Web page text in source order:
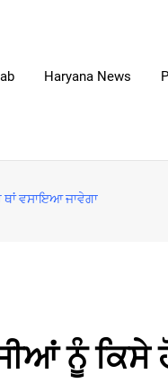
Haryana News
ਥਾਂ ਵਸਾਇਆ ਜਾਵੇਗਾ
ਨੂੰ ਕਿਸੇ